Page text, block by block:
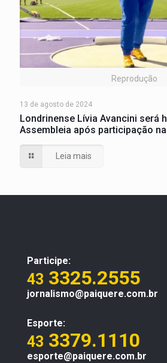
Reprodução
13 de agosto de 2024
Londrinense Lívia Avancini será
Assembleia após participação
Leia mais
Participe:
43 3325.2555
jornalismo@paiquere.com.br
Esporte:
43 3379.1110
esporte@paiquere.com.br